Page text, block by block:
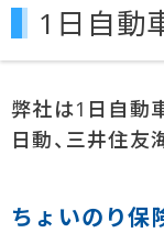
1日自動
弊社は1日自動
日動、三井住友
ちょいのり保